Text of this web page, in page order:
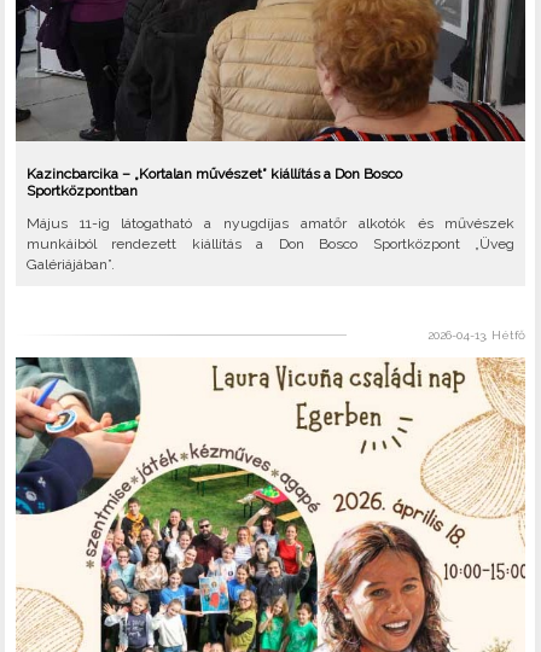
Kazincbarcika – „Kortalan művészet” kiállítás a Don Bosco
Sportközpontban
Május 11-ig látogatható a nyugdíjas amatőr alkotók és művészek
munkáiból rendezett kiállítás a Don Bosco Sportközpont „Üveg
Galériájában”.
2026-04-13, Hétfő